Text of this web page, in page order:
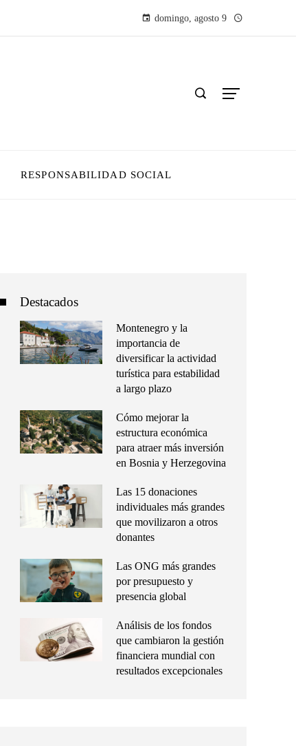
domingo, agosto 9
RESPONSABILIDAD SOCIAL
Destacados
Montenegro y la
importancia de
diversificar la actividad
turística para estabilidad
a largo plazo
Cómo mejorar la
estructura económica
para atraer más inversión
en Bosnia y Herzegovina
Las 15 donaciones
individuales más grandes
que movilizaron a otros
donantes
Las ONG más grandes
por presupuesto y
presencia global
Análisis de los fondos
que cambiaron la gestión
financiera mundial con
resultados excepcionales